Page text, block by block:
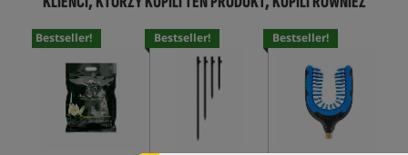
Bestseller! Bestseller! Bestseller!